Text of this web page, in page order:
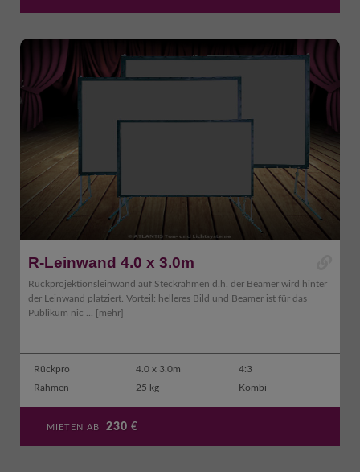
R-Leinwand 4.0 x 3.0m
Rückprojektionsleinwand auf Steckrahmen d.h. der Beamer wird hinter
der Leinwand platziert. Vorteil: helleres Bild und Beamer ist für das
Publikum nic ...
[mehr]
Rückpro 4.0 x 3.0m
4:3
Rahmen
25 kg Kombi
MIETEN AB 230 €